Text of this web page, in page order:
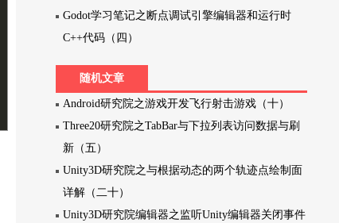
Godot学习笔记之断点调试引擎编辑器和运行时
C++代码（四）
随机文章
Android研究院之游戏开发飞行射击游戏（十）
Three20研究院之TabBar与下拉列表访问数据与刷
新（五）
Unity3D研究院之与根据动态的两个轨迹点绘制面
详解（二十）
Unity3D研究院编辑器之监听Unity编辑器关闭事件